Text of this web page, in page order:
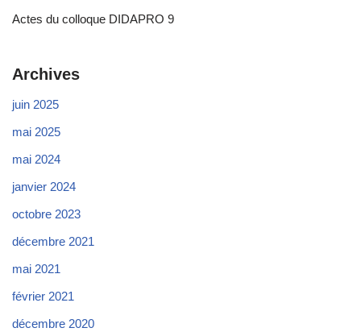
Actes du colloque DIDAPRO 9
Archives
juin 2025
mai 2025
mai 2024
janvier 2024
octobre 2023
décembre 2021
mai 2021
février 2021
décembre 2020